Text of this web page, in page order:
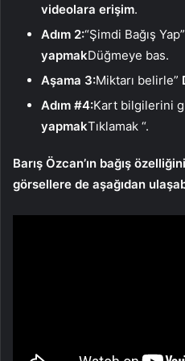
videolara erişim.
Adım 2:“Şimdi Bağış
yapmakDüğmeye bas.
Aşama 3:Miktarı belirle”
Adım #4:Kart bilgilerini
yapmakTıklamak “.
Barış Özcan’ın bağış
görsellere de aşağıdan